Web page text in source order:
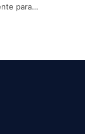
para